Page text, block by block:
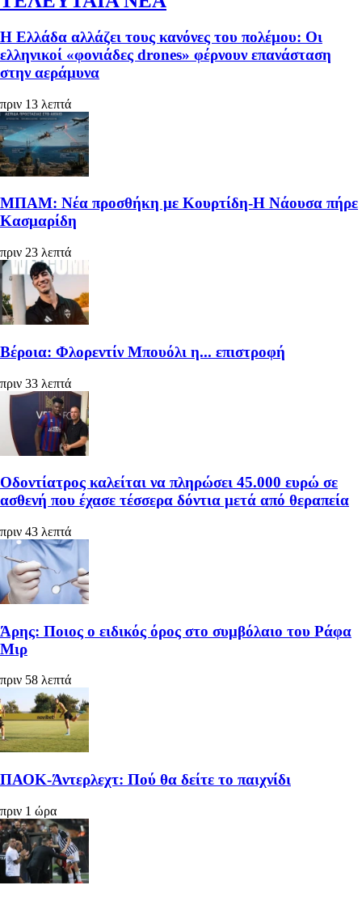
Η Ελλάδα αλλάζει τους κανόνες του πολέμου: Οι
ελληνικοί «φονιάδες drones» φέρνουν επανάσταση
στην αεράμυνα
πριν 13 λεπτά
ΜΠΑΜ: Νέα προσθήκη με Κουρτίδη-Η Νάουσα πήρε
Κασμαρίδη
πριν 23 λεπτά
Βέροια: Φλορεντίν Μπουόλι η... επιστροφή
πριν 33 λεπτά
Οδοντίατρος καλείται να πληρώσει 45.000 ευρώ σε
ασθενή που έχασε τέσσερα δόντια μετά από θεραπεία
πριν 43 λεπτά
Άρης: Ποιος ο ειδικός όρος στο συμβόλαιο του Ράφα
Μιρ
πριν 58 λεπτά
ΠΑΟΚ-Άντερλεχτ: Πού θα δείτε το παιχνίδι
πριν 1 ώρα